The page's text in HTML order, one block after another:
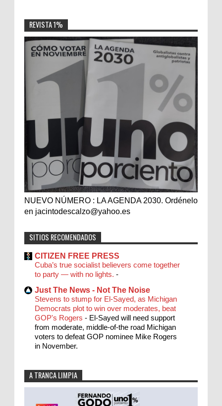
REVISTA 1%
NUEVO NÚMERO : LA AGENDA 2030. Ordénelo
en jacintodescalzo@yahoo.es
SITIOS RECOMENDADOS
CITIZEN FREE PRESS
Cuba’s true socialist believers come together
to party — with no lights. -
Just The News - Not The Noise
Stevens to stump for El-Sayed, as Michigan
Democrats plot to win over moderates, beat
GOP's Rogers - El-Sayed will need support
from moderate, middle-of-the road Michigan
voters to defeat GOP nominee Mike Rogers
in November.
A TRANCA LIMPIA